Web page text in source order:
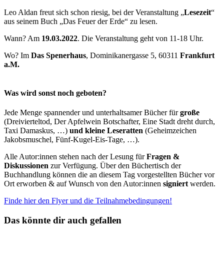
Leo Aldan freut sich schon riesig, bei der Veranstaltung „Lesezeit“
aus seinem Buch „Das Feuer der Erde“ zu lesen.
Wann? Am 19.03.2022. Die Veranstaltung geht von 11-18 Uhr.
Wo? Im Das Spenerhaus, Dominikanergasse 5, 60311 Frankfurt
a.M.
Was wird sonst noch geboten?
Jede Menge spannender und unterhaltsamer Bücher fürgroße
(Dreivierteltod, Der Apfelwein Botschafter, Eine Stadt dreht durch,
Taxi Damaskus, …) und kleine Leseratten (Geheimzeichen
Jakobsmuschel, Fünf-Kugel-Eis-Tage, …).
Alle Autor:innen stehen nach der Lesung fürFragen &
Diskussionen zur Verfügung. Über den Büchertisch der
Buchhandlung können die an diesem Tag vorgestellten Bücher vor
Ort erworben & auf Wunsch von den Autor:innen signiert werden.
Finde hier den Flyer und die Teilnahmebedingungen!
Das könnte dir auch gefallen